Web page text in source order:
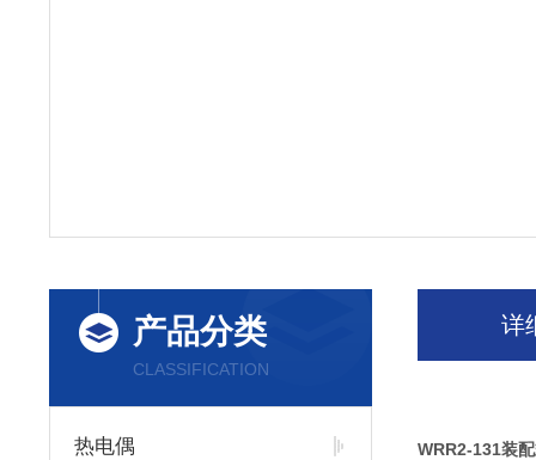
产品分类
CLASSIFICATION
热电偶
详
WRR2-131装